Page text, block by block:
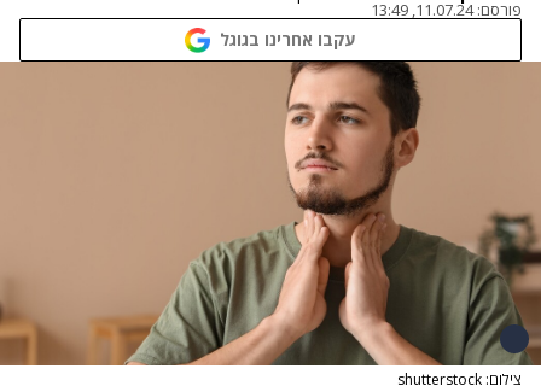
פורסם:11.07.24, 13:49
עקבו אחרינו בגוגל
צילום: shutterstock